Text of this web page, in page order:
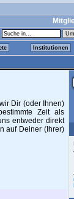
Institutionen
Dir (oder Ihnen)
Zeit als
entweder direkt
auf Deiner (Ihrer)